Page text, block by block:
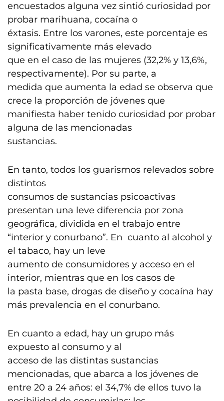
encuestados alguna vez sintió curiosidad por
probar marihuana, cocaína o
éxtasis. Entre los varones, este porcentaje es
significativamente más elevado
que en el caso de las mujeres (32,2% y 13,6%,
respectivamente). Por su parte, a
medida que aumenta la edad se observa que
crece la proporción de jóvenes que
manifiesta haber tenido curiosidad por probar
alguna de las mencionadas
sustancias.
En tanto, todos los guarismos relevados sobre
distintos
consumos de sustancias psicoactivas
presentan una leve diferencia por zona
geográfica, dividida en el trabajo entre
“interior y conurbano”. En cuanto al alcohol y
el tabaco, hay un leve
aumento de consumidores y acceso en el
interior, mientras que en los casos de
la pasta base, drogas de diseño y cocaína hay
más prevalencia en el conurbano.
En cuanto a edad, hay un grupo más
expuesto al consumo y al
acceso de las distintas sustancias
mencionadas, que abarca a los jóvenes de
entre 20 a 24 años: el 34,7% de ellos tuvo la